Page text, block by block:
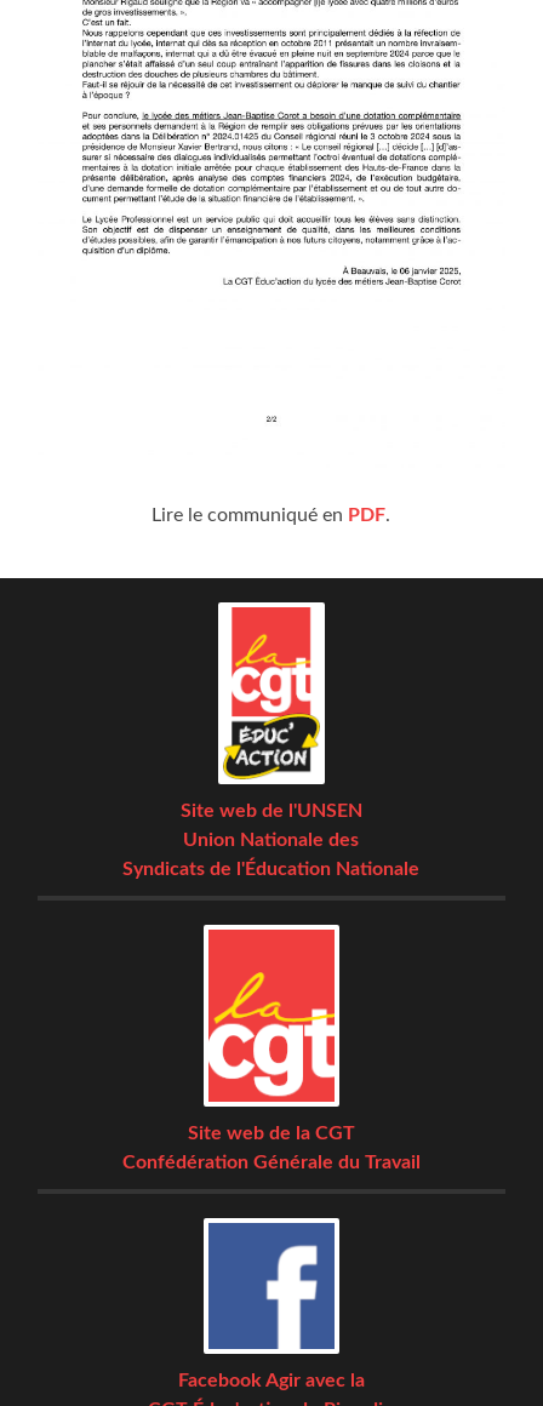
Lire le com­mu­ni­qué en PDF.
Site web de l'UNSEN
Union Nationale des
Syndicats de l'Éducation Nationale
Site web de la CGT
Confédération Générale du Travail
Facebook Agir avec la